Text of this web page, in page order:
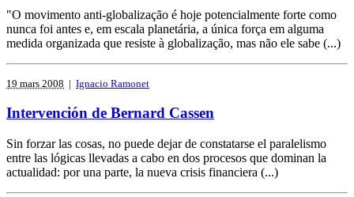
"O movimento anti-globalização é hoje potencialmente forte como
nunca foi antes e, em escala planetária, a única força em alguma
medida organizada que resiste à globalização, mas não ele sabe (...)
19 mars 2008 | Ignacio Ramonet
Intervención de Bernard Cassen
Sin forzar las cosas, no puede dejar de constatarse el paralelismo
entre las lógicas llevadas a cabo en dos procesos que dominan la
actualidad: por una parte, la nueva crisis financiera (...)